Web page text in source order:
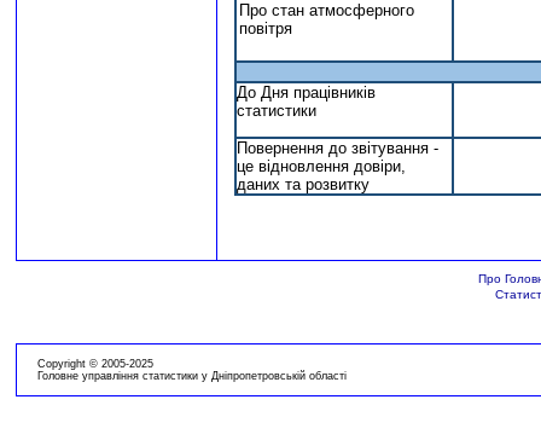
Про стан атмосферного
повітря
До Дня працівників
статистики
Повернення до звітування -
це відновлення довіри,
даних та розвитку
Про
Copyright © 2005-2025
Головне управління статистики у Дніпропетровській області